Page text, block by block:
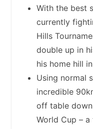
With the best
currently
Hills
double up in
his home hill
Using normal
incredible
off table
World Cup –